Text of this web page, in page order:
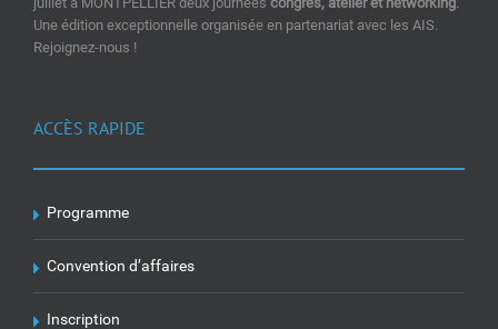
Une édition exceptionnelle organisée en partenariat avec les AIS.
Rejoignez-nous !
ACCÈS RAPIDE
Programme
Convention d’affaires
Inscription